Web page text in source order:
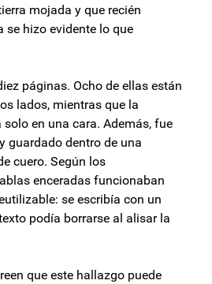
mojada y que recién
se hizo evidente lo que
páginas. Ocho de ellas están
lados, mientras que la
en una cara. Además, fue
guardado dentro de una
cuero. Según los
enceradas funcionaban
se escribía con un
podía borrarse al alisar la
que este hallazgo puede